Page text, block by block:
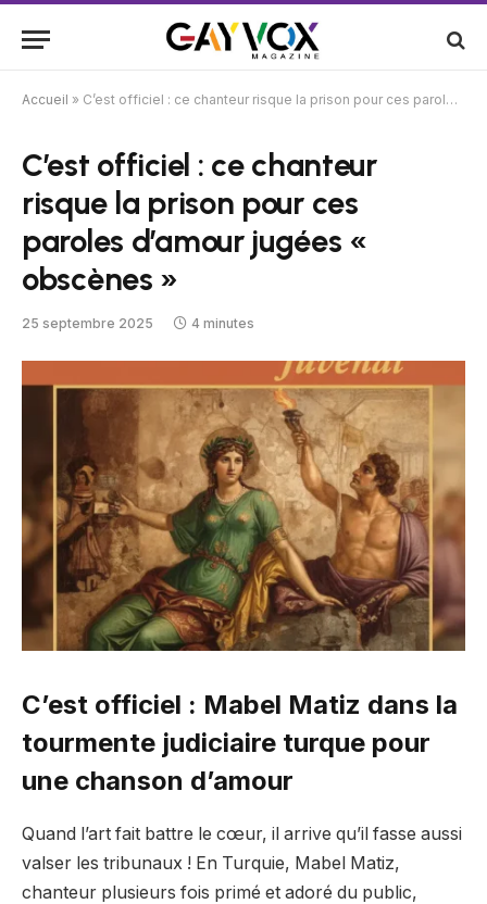
Accueil » C’est officiel : ce chanteur risque la prison pour ces paroles d’amour jugées « obscènes »
C’est officiel : ce chanteur
risque la prison pour ces
paroles d’amour jugées «
obscènes »
25 septembre 2025 4 minutes
C’est officiel : Mabel Matiz dans la
tourmente judiciaire turque pour
une chanson d’amour
Quand l’art fait battre le cœur, il arrive qu’il fasse aussi
valser les tribunaux ! En Turquie, Mabel Matiz,
chanteur plusieurs fois primé et adoré du public,